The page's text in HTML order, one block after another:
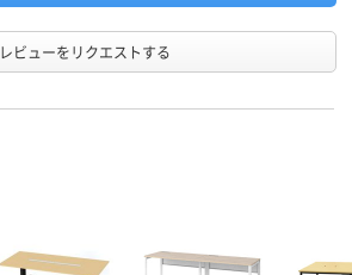
レビューをリクエストする